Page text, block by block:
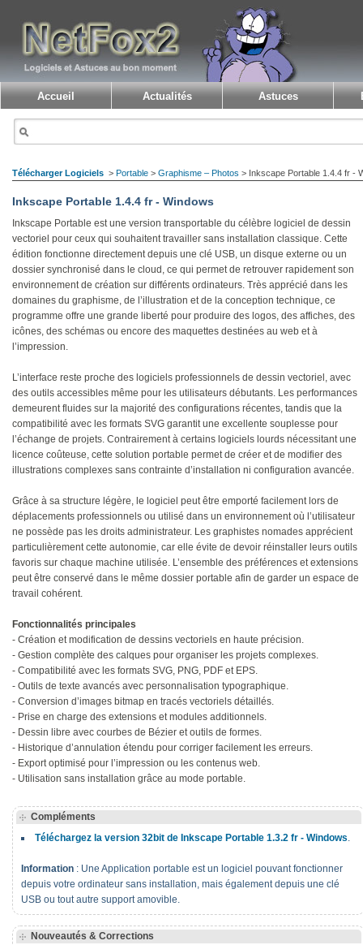
Accueil Actualités Astuces
Télécharger Logiciels >Portable >Graphisme – Photos > Inkscape Portable 1.4.4 fr -
Inkscape Portable 1.4.4 fr - Windows
Inkscape Portable est une version transportable du célèbre logiciel de dessin
vectoriel pour ceux qui souhaitent travailler sans installation classique. Cette
édition fonctionne directement depuis une clé USB, un disque externe ou un
dossier synchronisé dans le cloud, ce qui permet de retrouver rapidement son
environnement de création sur différents ordinateurs. Très apprécié dans les
domaines du graphisme, de l’illustration et de la conception technique, ce
programme offre une grande liberté pour produire des logos, des affiches, des
icônes, des schémas ou encore des maquettes destinées au web et à
l’impression.
L’interface reste proche des logiciels professionnels de dessin vectoriel, avec
des outils accessibles même pour les utilisateurs débutants. Les performances
demeurent fluides sur la majorité des configurations récentes, tandis que la
compatibilité avec les formats SVG garantit une excellente souplesse pour
l’échange de projets. Contrairement à certains logiciels lourds nécessitant une
licence coûteuse, cette solution portable permet de créer et de modifier des
illustrations complexes sans contrainte d’installation ni configuration avancée.
Grâce à sa structure légère, le logiciel peut être emporté facilement lors de
déplacements professionnels ou utilisé dans un environnement où l’utilisateur
ne possède pas les droits administrateur. Les graphistes nomades apprécient
particulièrement cette autonomie, car elle évite de devoir réinstaller leurs outils
favoris sur chaque machine utilisée. L’ensemble des préférences et extensions
peut être conservé dans le même dossier portable afin de garder un espace de
travail cohérent.
Fonctionnalités principales
- Création et modification de dessins vectoriels en haute précision.
- Gestion complète des calques pour organiser les projets complexes.
- Compatibilité avec les formats SVG, PNG, PDF et EPS.
- Outils de texte avancés avec personnalisation typographique.
- Conversion d’images bitmap en tracés vectoriels détaillés.
- Prise en charge des extensions et modules additionnels.
- Dessin libre avec courbes de Bézier et outils de formes.
- Historique d’annulation étendu pour corriger facilement les erreurs.
- Export optimisé pour l’impression ou les contenus web.
- Utilisation sans installation grâce au mode portable.
Compléments
Téléchargez la version 32bit de Inkscape Portable 1.3.2 fr - Windows.
Information : Une Application portable est un logiciel pouvant fonctionner
depuis votre ordinateur sans installation, mais également depuis une clé
USB ou tout autre support amovible.
Nouveautés & Corrections